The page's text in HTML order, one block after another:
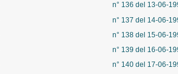
n° 136 del 13-06-
n° 137 del 14-06-
n° 138 del 15-06-
n° 139 del 16-06-
n° 140 del 17-06-